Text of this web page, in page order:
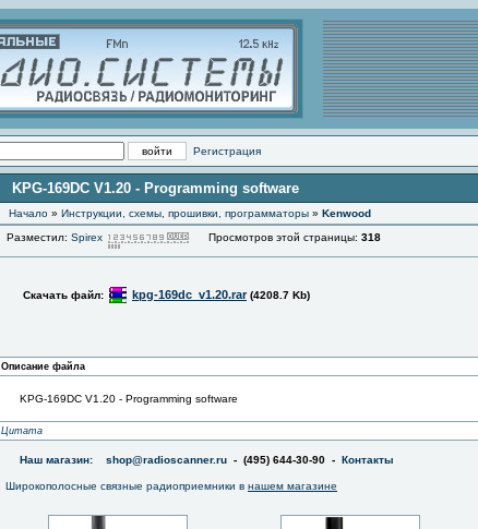
Регистрация
KPG-169DC V1.20 - Programming software
Начало » Инструкции, схемы, прошивки, программаторы » Kenwood
Разместил: Spirex Просмотров этой страницы: 318
Скачать файл: kpg-169dc_v1.20.rar (4208.7 Kb)
Описание файла
KPG-169DC V1.20 - Programming software
Цитата
Наш магазин: shop@radioscanner.ru - (495) 644-30-90 - Контакты
Широкополосные связные радиоприемники в нашем магазине